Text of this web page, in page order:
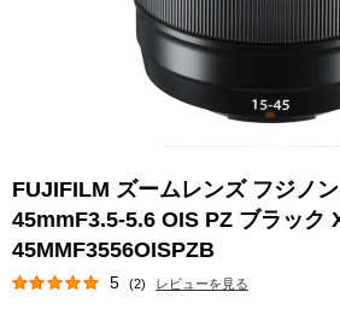
FUJIFILM ズームレンズ フジノ
45mmF3.5-5.6 OIS PZ ブラック
45MMF3556OISPZB
5 (2) レビューを見る